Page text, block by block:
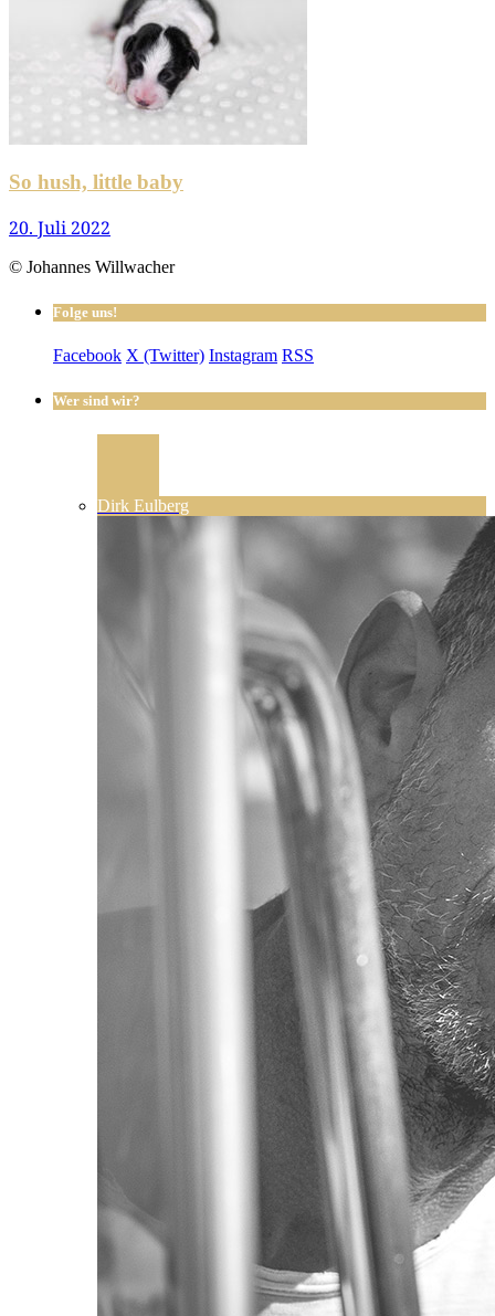
So hush, little baby
20. Juli 2022
© Johannes Willwacher
Folge uns!
Facebook X (Twitter) Instagram RSS
Wer sind wir?
Dirk Eulberg